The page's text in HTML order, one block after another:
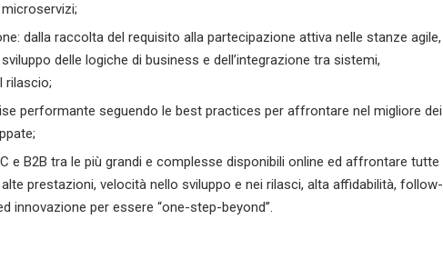
dalla raccolta del requisito alla partecipazione attiva nelle stanze agile,
delle logiche di business e dell’integrazione tra sistemi,
rilascio;
performante seguendo le best practices per affrontare nel migliore dei
e B2B tra le più grandi e complesse disponibili online ed affrontare tutte
prestazioni, velocità nello sviluppo e nei rilasci, alta affidabilità, follow-
innovazione per essere “one-step-beyond”.